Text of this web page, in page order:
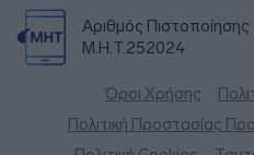
Αριθμός Πιστοποίησης
Μ.Η.Τ.252024
Όροι Χρήσης
Πολιτική Προστασίας